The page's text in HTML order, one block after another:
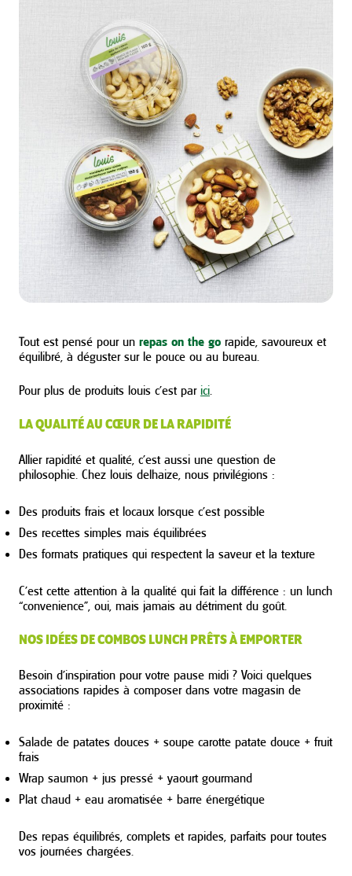
Tout est pensé pour un repas on the go rapide, savoureux et
équilibré, à déguster sur le pouce ou au bureau.
Pour plus de produits louis c’est par ici.
LA QUALITÉ AU CŒUR DE LA RAPIDITÉ
Allier rapidité et qualité, c’est aussi une question de
philosophie. Chez louis delhaize, nous privilégions :
Des produits frais et locaux lorsque c’est possible
Des recettes simples mais équilibrées
Des formats pratiques qui respectent la saveur et la texture
C’est cette attention à la qualité qui fait la différence : un lunch
“convenience”, oui, mais jamais au détriment du goût.
NOS IDÉES DE COMBOS LUNCH PRÊTS À EMPORTER
Besoin d’inspiration pour votre pause midi ? Voici quelques
associations rapides à composer dans votre magasin de
proximité :
Salade de patates douces + soupe carotte patate douce + fruit
frais
Wrap saumon + jus pressé + yaourt gourmand
Plat chaud + eau aromatisée + barre énergétique
Des repas équilibrés, complets et rapides, parfaits pour toutes
vos journées chargées.